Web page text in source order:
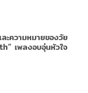
ะความหมายของวัย
เพลงอบอุ่นหัวใจ